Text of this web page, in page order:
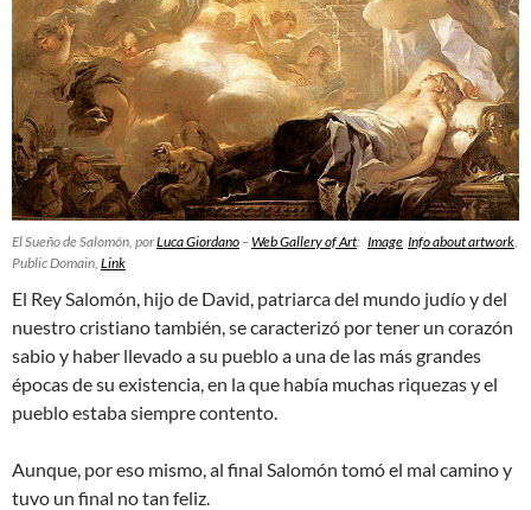
El Sueño de Salomón, porLuca Giordano –Web Gallery of Art: Image Info about artwork
Public Domain, Link
El Rey Salomón, hijo de David, patriarca del mundo judío y del
nuestro cristiano también, se caracterizó por tener un corazón
sabio y haber llevado a su pueblo a una de las más grandes
épocas de su existencia, en la que había muchas riquezas y el
pueblo estaba siempre contento.
Aunque, por eso mismo, al final Salomón tomó el mal camino y
tuvo un final no tan feliz.